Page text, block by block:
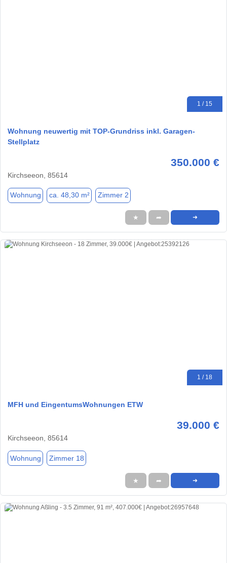
1 / 15
Wohnung neuwertig mit TOP-Grundriss inkl. Garagen-
Stellplatz
350.000 €
Kirchseeon, 85614
Wohnung ca. 48,30 m² Zimmer 2
★ ➦ ➜
1 / 18
MFH und EingentumsWohnungen ETW
39.000 €
Kirchseeon, 85614
Wohnung Zimmer 18
★ ➦ ➜